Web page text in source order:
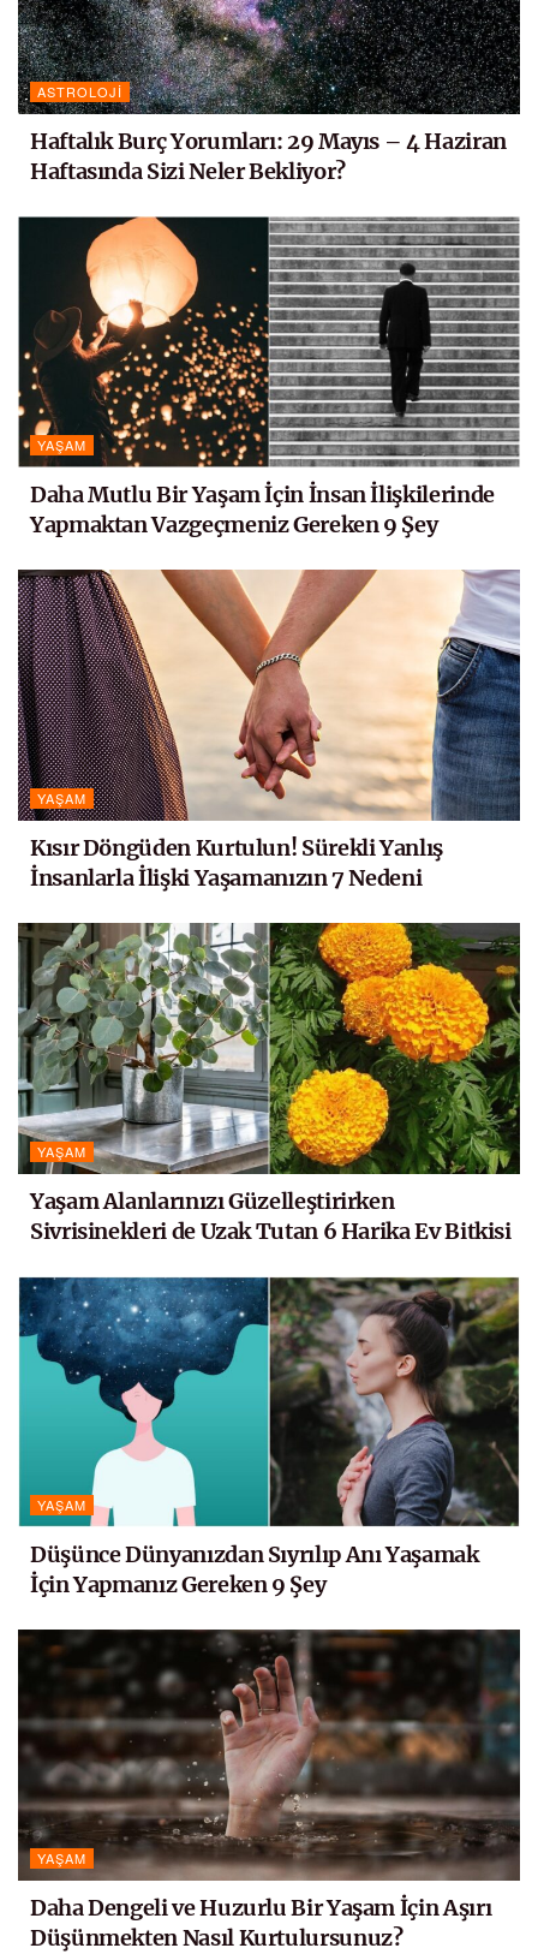
ASTROLOJI
Haftalık Burç Yorumları: 29 Mayıs – 4 Haziran
Haftasında Sizi Neler Bekliyor?
YAŞAM
Daha Mutlu Bir Yaşam İçin İnsan İlişkilerinde
Yapmaktan Vazgeçmeniz Gereken 9 Şey
YAŞAM
Kısır Döngüden Kurtulun! Sürekli Yanlış
İnsanlarla İlişki Yaşamanızın 7 Nedeni
YAŞAM
Yaşam Alanlarınızı Güzelleştirirken
Sivrisinekleri de Uzak Tutan 6 Harika Ev Bitkisi
YAŞAM
Düşünce Dünyanızdan Sıyrılıp Anı Yaşamak
İçin Yapmanız Gereken 9 Şey
YAŞAM
Daha Dengeli ve Huzurlu Bir Yaşam İçin Aşırı
Düşünmekten Nasıl Kurtulursunuz?